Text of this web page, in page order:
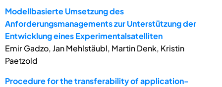
Modellbasierte Umsetzung des
Anforderungsmanagements zur Unterstützung der
Entwicklung eines Experimentalsatelliten
Emir Gadzo, Jan Mehlstäubl, Martin Denk, Kristin
Paetzold
Procedure for the transferability of application-